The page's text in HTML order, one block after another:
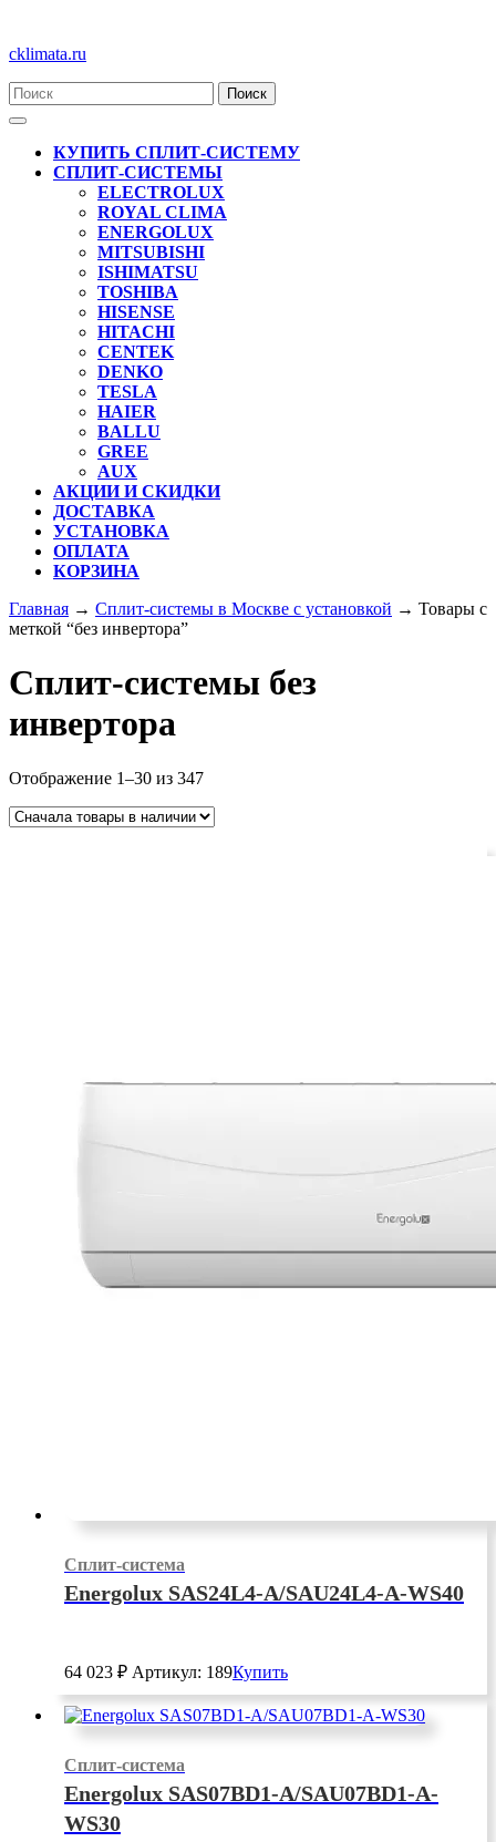
Перейти
содержимому
cklimata.ru
Кнопка
ОткрытьКУПИТЬ СПЛИТ-СИСТЕМУ
СПЛИТ-СИСТЕМЫ
ELECTROLUX
ROYAL CLIMA
ENERGOLUX
MITSUBISHI
ISHIMATSU
TOSHIBA
HISENSE
HITACHI
CENTEK
DENKO
TESLA
HAIER
BALLU
GREE
AUX
АКЦИИ И СКИДКИ
ДОСТАВКА
УСТАНОВКА
ОПЛАТА
КОРЗИНА
КНОПКА
ЗАКРЫТЬ
Главная → Сплит-системы в Москве с установкой → Товары с
меткой “без инвертора”
Сплит-системы без
инвертора
Отображение 1–30 из 347
Сплит-система
Energolux SAS24L4-A/SAU24L4-A-WS40
64 023 ₽ Артикул: 189Купить
Сплит-система
Energolux SAS07BD1-A/SAU07BD1-A-
WS30